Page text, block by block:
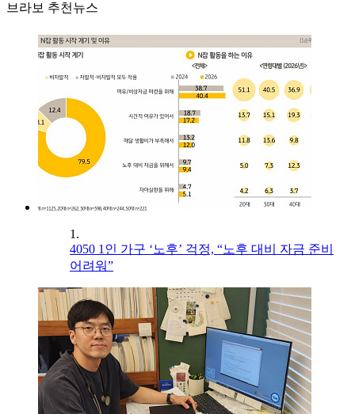
브라보 추천뉴스
1.
4050 1인 가구 ‘노후’ 걱정, “노후 대비 자금 준비
어려워”